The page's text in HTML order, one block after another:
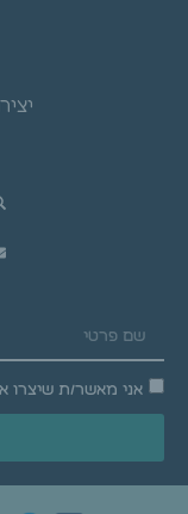
אני מאשר/ת שיצרו